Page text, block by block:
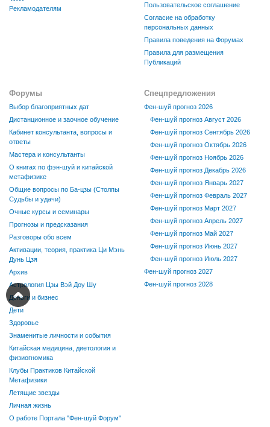
Рекламодателям
Пользовательское соглашение
Согласие на обработку
персональных данных
Правила поведения на Форумах
Правила для размещения
Публикаций
Форумы
Выбор благоприятных дат
Дистанционное и заочное обучение
Кабинет консультанта, вопросы и
ответы
Мастера и консультанты
О книгах по фэн-шуй и китайской
метафизике
Общие вопросы по Ба-цзы (Столпы
Судьбы и удачи)
Очные курсы и семинары
Прогнозы и предсказания
Разговоры обо всем
Активации, теория, практика Ци Мэнь
Дунь Цзя
Архив
Астрология Цзы Вэй Доу Шу
Деньги и бизнес
Дети
Здоровье
Знаменитые личности и события
Китайская медицина, диетология и
физиогномика
Клубы Практиков Китайской
Метафизики
Летящие звезды
Личная жизнь
О работе Портала "Фен-шуй Форум"
Спецпредложения
Фен-шуй прогноз 2026
Фен-шуй прогноз Август 2026
Фен-шуй прогноз Сентябрь 2026
Фен-шуй прогноз Октябрь 2026
Фен-шуй прогноз Ноябрь 2026
Фен-шуй прогноз Декабрь 2026
Фен-шуй прогноз Январь 2027
Фен-шуй прогноз Февраль 2027
Фен-шуй прогноз Март 2027
Фен-шуй прогноз Апрель 2027
Фен-шуй прогноз Май 2027
Фен-шуй прогноз Июнь 2027
Фен-шуй прогноз Июль 2027
Фен-шуй прогноз 2027
Фен-шуй прогноз 2028